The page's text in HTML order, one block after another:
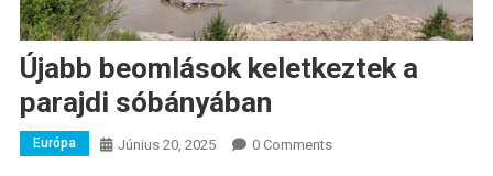
Újabb beomlások keletkeztek a
parajdi sóbányában
Európa Június 20, 2025 0 Comments